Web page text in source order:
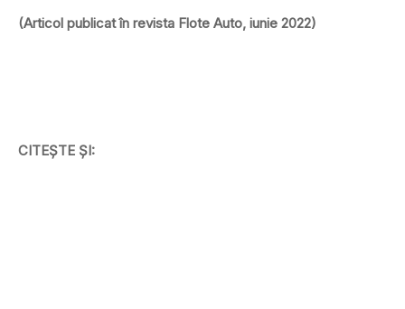
(Articol publicat în revista Flote Auto, iunie 2022)
CITEȘTE ȘI: